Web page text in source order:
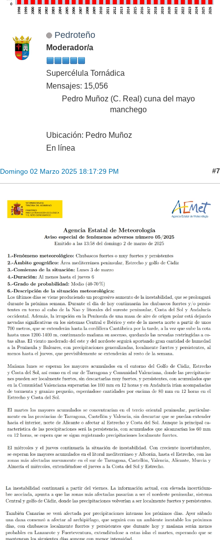
Pedroteño
Moderador/a
Supercélula Tornádica
Mensajes: 15,056
Pedro Muñoz (C. Real) cuna del mayo
manchego
Ubicación: Pedro Muñoz
En línea
Domingo 02 Marzo 2025 18:17:29 PM #7